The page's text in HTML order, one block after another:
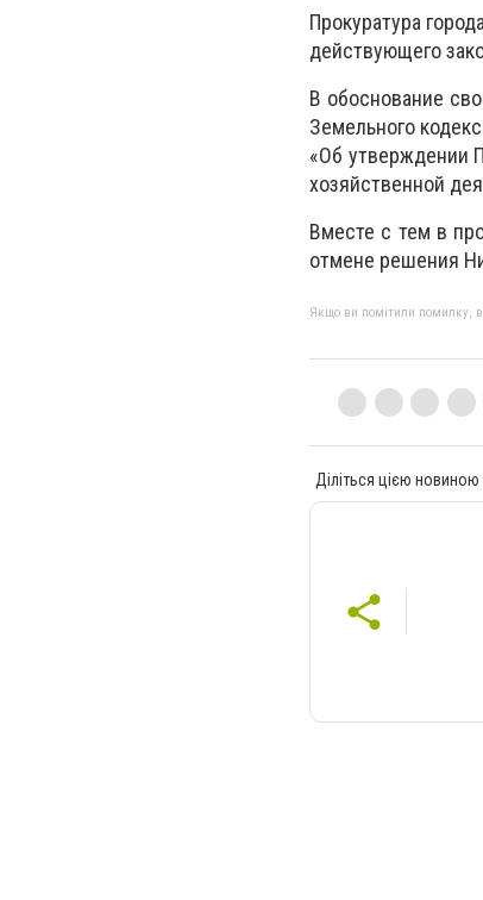
Прокуратура
действующего
В обоснование
Земельного
«Об утверждении
хозяйственной
Вместе с тем в
отмене решения
Якщо ви помітили помилку,
Діліться цією новиною